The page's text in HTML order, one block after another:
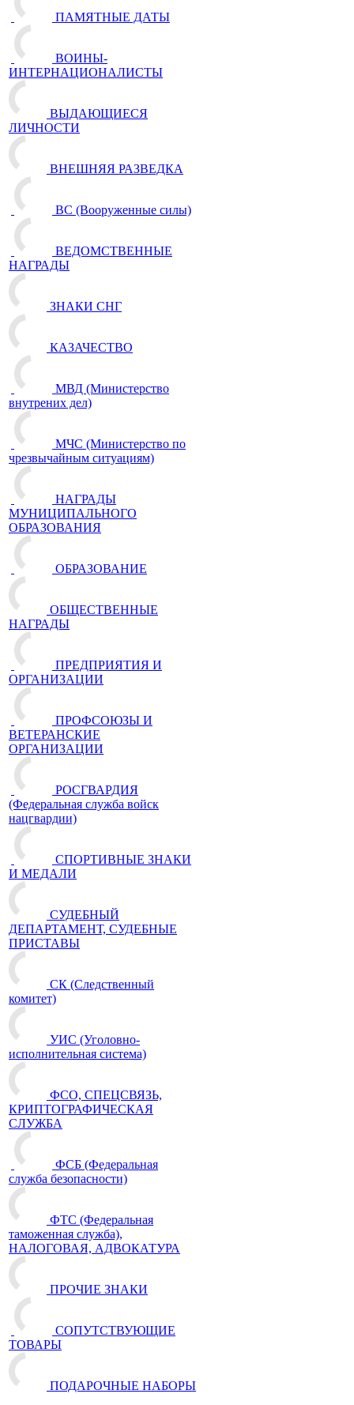
ПАМЯТНЫЕ ДАТЫ
ВОИНЫ-
ИНТЕРНАЦИОНАЛИСТЫ
ВЫДАЮЩИЕСЯ
ЛИЧНОСТИ
ВНЕШНЯЯ РАЗВЕДКА
ВС (Вооруженные силы)
ВЕДОМСТВЕННЫЕ
НАГРАДЫ
ЗНАКИ СНГ
КАЗАЧЕСТВО
МВД (Министерство
внутрених дел)
МЧС (Министерство по
чрезвычайным ситуациям)
НАГРАДЫ
МУНИЦИПАЛЬНОГО
ОБРАЗОВАНИЯ
ОБРАЗОВАНИЕ
ОБЩЕСТВЕННЫЕ
НАГРАДЫ
ПРЕДПРИЯТИЯ И
ОРГАНИЗАЦИИ
ПРОФСОЮЗЫ И
ВЕТЕРАНСКИЕ
ОРГАНИЗАЦИИ
РОСГВАРДИЯ
(Федеральная служба войск
нацгвардии)
СПОРТИВНЫЕ ЗНАКИ
И МЕДАЛИ
СУДЕБНЫЙ
ДЕПАРТАМЕНТ, СУДЕБНЫЕ
ПРИСТАВЫ
СК (Следственный
комитет)
УИС (Уголовно-
исполнительная система)
ФСО, СПЕЦСВЯЗЬ,
КРИПТОГРАФИЧЕСКАЯ
СЛУЖБА
ФСБ (Федеральная
служба безопасности)
ФТС (Федеральная
таможенная служба),
НАЛОГОВАЯ, АДВОКАТУРА
ПРОЧИЕ ЗНАКИ
СОПУТСТВУЮЩИЕ
ТОВАРЫ
ПОДАРОЧНЫЕ НАБОРЫ